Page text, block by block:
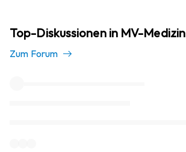
Top-Diskussionen in MV-Medizin
Zum Forum